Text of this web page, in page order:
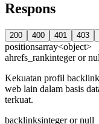
Respons
200 400 401 403
positionsarray<object>
ahrefs_rankinteger or
Kekuatan profil
web lain dalam basis
terkuat.
backlinksinteger or null